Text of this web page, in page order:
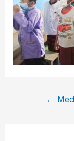
Navigasi
←